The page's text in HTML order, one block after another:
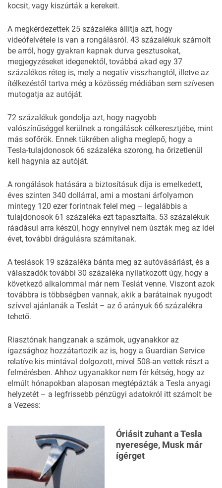
kocsit, vagy kiszúrták a kerekeit.
A megkérdezettek 25 százaléka állítja azt, hogy
videófelvétele is van a rongálásról. 43 százalékuk számolt
be arról, hogy gyakran kapnak durva gesztusokat,
megjegyzéseket idegenektől, továbbá akad egy 37
százalékos réteg is, mely a negatív visszhangtól, illetve az
ítélkezéstől tartva még a közösség médiában sem szívesen
mutogatja az autóját.
72 százalékuk gondolja azt, hogy nagyobb
valószínűséggel kerülnek a rongálások célkeresztjébe, mint
más sofőrök. Ennek tükrében aligha meglepő, hogy a
Tesla-tulajdonosok 66 százaléka szorong, ha őrizetlenül
kell hagynia az autóját.
A rongálások hatására a biztosításuk díja is emelkedett,
éves szinten 340 dollárral, ami a mostani árfolyamon
mintegy 120 ezer forintnak felel meg – legalábbis a
tulajdonosok 61 százaléka ezt tapasztalta. 53 százalékuk
ráadásul arra készül, hogy ennyivel nem úszták meg az idei
évet, további drágulásra számítanak.
A teslások 19 százaléka bánta meg az autóvásárlást, és a
válaszadók további 30 százaléka nyilatkozott úgy, hogy a
következő alkalommal már nem Teslát venne. Viszont azok
továbbra is többségben vannak, akik a barátainak nyugodt
szívvel ajánlanák a Teslát – az ő arányuk 66 százalékra
tehető.
Riasztónak hangzanak a számok, ugyanakkor az
igazsághoz hozzátartozik az is, hogy a Guardian Service
relatíve kis mintával dolgozott, mivel 508-an vettek részt a
felmérésben. Ahhoz ugyanakkor nem fér kétség, hogy az
elmúlt hónapokban alaposan megtépázták a Tesla anyagi
helyzetét – a legfrissebb pénzügyi adatokról itt számolt be
a Vezess:
Óriásit zuhant a Tesla
nyeresége, Musk már
ígérget